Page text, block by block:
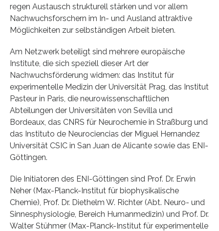
regen Austausch strukturell stärken und vor allem
Nachwuchsforschern im In- und Ausland attraktive
Möglichkeiten zur selbständigen Arbeit bieten.
Am Netzwerk beteiligt sind mehrere europäische
Institute, die sich speziell dieser Art der
Nachwuchsförderung widmen: das Institut für
experimentelle Medizin der Universität Prag, das Institut
Pasteur in Paris, die neurowissenschaftlichen
Abteilungen der Universitäten von Sevilla und
Bordeaux, das CNRS für Neurochemie in Straßburg und
das Instituto de Neurociencias der Miguel Hernandez
Universität CSIC in San Juan de Alicante sowie das ENI-
Göttingen.
Die Initiatoren des ENI-Göttingen sind Prof. Dr. Erwin
Neher (Max-Planck-Institut für biophysikalische
Chemie), Prof. Dr. Diethelm W. Richter (Abt. Neuro- und
Sinnesphysiologie, Bereich Humanmedizin) und Prof. Dr.
Walter Stühmer (Max-Planck-Institut für experimentelle